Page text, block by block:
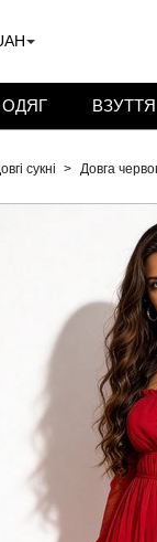
сукні Довга
ОДЯГ ВЗУТТЯ